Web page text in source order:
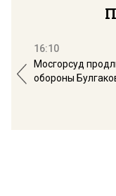
16:10
Мосгорсуд
обороны